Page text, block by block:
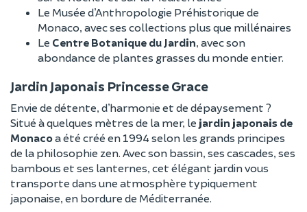
Le Musée d’Anthropologie Préhistorique de
Monaco, avec ses collections plus que millénaires
Le Centre Botanique du Jardin , avec son
abondance de plantes grasses du monde entier.
Jardin Japonais Princesse Grace
Envie de détente, d’harmonie et de dépaysement ?
Situé à quelques mètres de la mer, le jardin japonais de
Monacoa été créé en 1994 selon les grands principes
de la philosophie zen. Avec son bassin, ses cascades, ses
bambous et ses lanternes, cet élégant jardin vous
transporte dans une atmosphère typiquement
japonaise, en bordure de Méditerranée.